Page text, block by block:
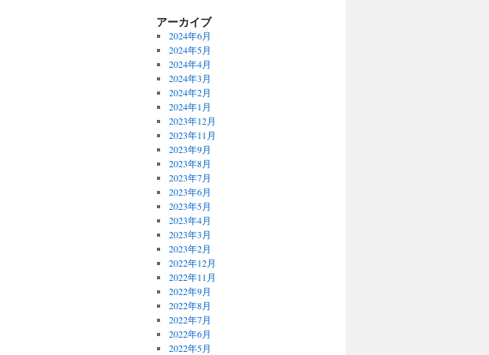
アーカイブ
2024年6月
2024年5月
2024年4月
2024年3月
2024年2月
2024年1月
2023年12月
2023年11月
2023年9月
2023年8月
2023年7月
2023年6月
2023年5月
2023年4月
2023年3月
2023年2月
2022年12月
2022年11月
2022年9月
2022年8月
2022年7月
2022年6月
2022年5月